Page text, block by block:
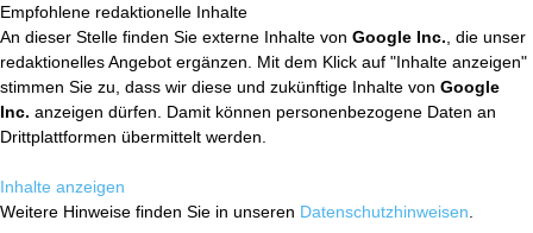
Empfohlene redaktionelle Inhalte
An dieser Stelle finden Sie externe Inhalte von Google Inc. , die unser
redaktionelles Angebot ergänzen. Mit dem Klick auf "Inhalte anzeigen"
stimmen Sie zu, dass wir diese und zukünftige Inhalte von Google
Inc. anzeigen dürfen. Damit können personenbezogene Daten an
Drittplattformen übermittelt werden.
Inhalte anzeigen
Weitere Hinweise finden Sie in unseren Datenschutzhinweisen